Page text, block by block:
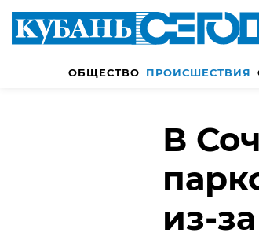
ОБЩЕСТВО ПРОИСШЕСТВИЯ
В
из-